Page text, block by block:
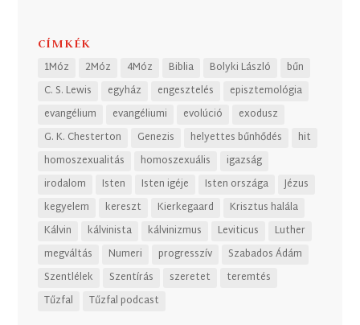
CÍMKÉK
1Móz 2Móz 4Móz Biblia Bolyki László
bűn
C. S. Lewis
egyház engesztelés
episztemológia
evangélium
evangéliumi evolúció
exodusz
G. K. Chesterton
Genezis helyettes bűnhődés
hit
homoszexualitás
homoszexuális
igazság
irodalom
Isten Isten igéje Isten országa
Jézus
kegyelem
kereszt Kierkegaard
Krisztus halála
Kálvin
kálvinista kálvinizmus Leviticus
Luther
megváltás
Numeri progresszív
Szabados Ádám
Szentlélek
Szentírás szeretet
teremtés
Tűzfal
Tűzfal podcast